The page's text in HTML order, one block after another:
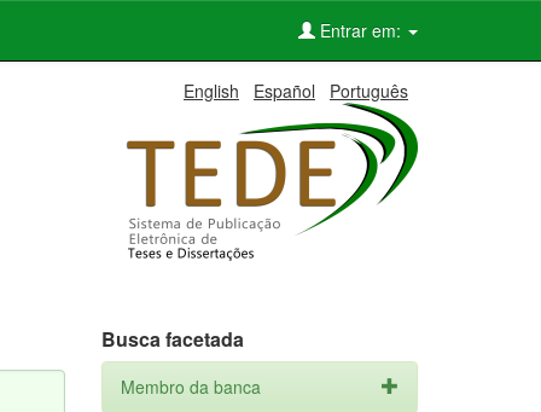
Entrar em:
English Español Português
Busca facetada
Membro da banca